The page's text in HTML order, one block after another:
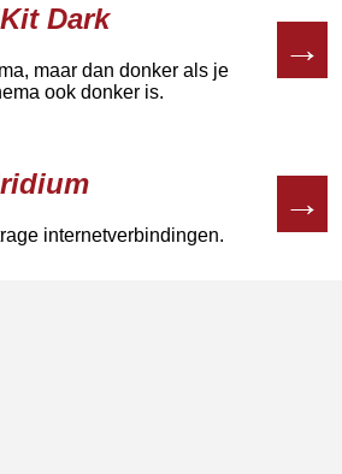
Dark
maar dan donker als je
ook donker is.
→
internetverbindingen.
→